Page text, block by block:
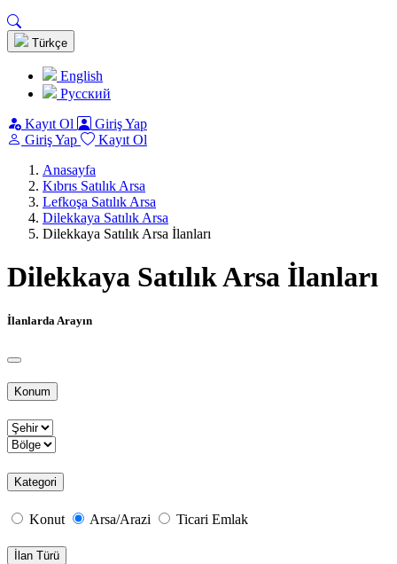
Türkçe
English
Pусский
Kayıt Ol
Giriş Yap
Giriş Yap
Kayıt Ol
Anasayfa
Kıbrıs Satılık Arsa
Lefkoşa Satılık Arsa
Dilekkaya Satılık Arsa
Dilekkaya Satılık Arsa İlanları
Dilekkaya Satılık Arsa İlanları
İlanlarda Arayın
Konum
Kategori
Konut Arsa/Arazi Ticari Emlak
İlan Türü